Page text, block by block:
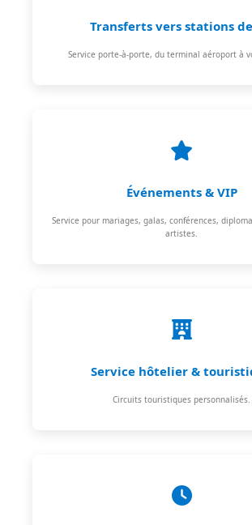
Transferts vers stations
Service porte-à-porte, du terminal aéroport à
Événements & VIP
Service pour mariages, galas, conférences,
artistes.
Service hôtelier &
Circuits touristiques personnalisés.